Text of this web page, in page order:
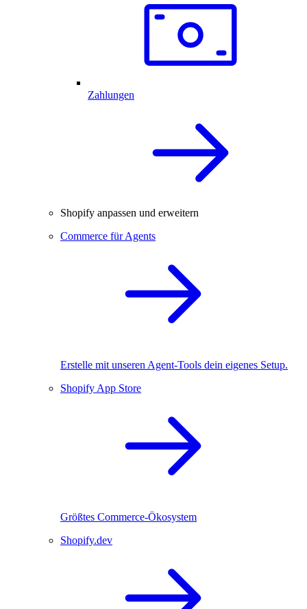
Zahlungen
Shopify anpassen und erweitern
Commerce für Agents
Erstelle mit unseren Agent-Tools dein eigenes Setup.
Shopify App Store
Größtes Commerce-Ökosystem
Shopify.dev